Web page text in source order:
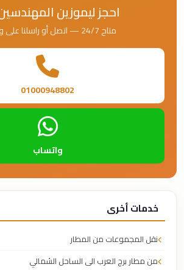
احجز ليموزين المهندسين
متاح 24/7 — اتصل أو راسلنا على واتساب
01000948802
واتساب
خدمات أخرى
نقل المجموعات من المطار
من مطار برج العرب الى الساحل الشمالي